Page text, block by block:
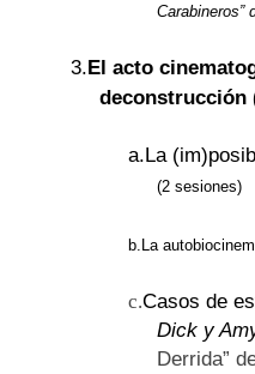
Carabineros”
3.El acto
deconstrucción
a.La
(2 sesiones)
b. La
c.Casos de
Dick y
Derrida”